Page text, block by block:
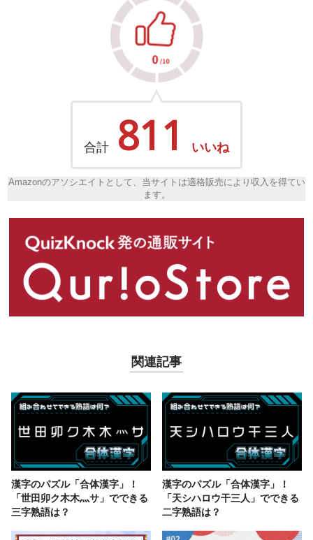
合計 811 いいね
Amazonのアソシエイトとして、当サイトは適格販売により収入を得てい
ます。
関連記事
漢字のパズル「合体漢字」！
「世田卯ク木木灬サ」でできる
三字熟語は？
漢字のパズル「合体漢字」！
「天シハロウ干三人」でできる
二字熟語は？